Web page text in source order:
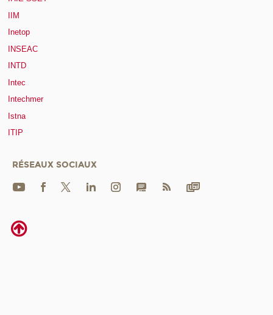
IIM
Inetop
INSEAC
INTD
Intec
Intechmer
Istna
ITIP
RÉSEAUX SOCIAUX